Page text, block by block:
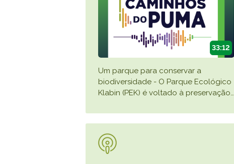
33:12
Um parque para conservar a
biodiversidade - O Parque Ecológico
Klabin (PEK) é voltado à preservação…